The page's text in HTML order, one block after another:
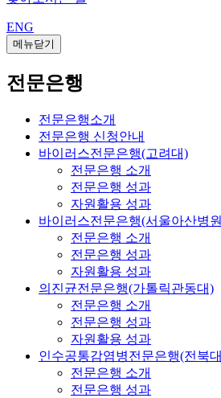
ENG
메뉴닫기
전문은행
전문은행소개
전문은행 신청안내
바이러스전문은행(고려대)
전문은행 소개
전문은행 성과
자원활용 성과
바이러스전문은행(서울아산병
전문은행 소개
전문은행 성과
자원활용 성과
의진균전문은행(가톨릭관동대)
전문은행 소개
전문은행 성과
자원활용 성과
인수공통감염병전문은행(전북
전문은행 소개
전문은행 성과